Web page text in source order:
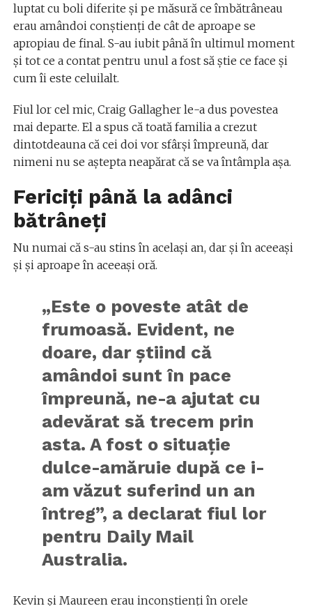
luptat cu boli diferite și pe măsură ce îmbătrâneau
erau amândoi conștienți de cât de aproape se
apropiau de final. S-au iubit până în ultimul moment
și tot ce a contat pentru unul a fost să știe ce face și
cum îi este celuilalt.
Fiul lor cel mic, Craig Gallagher le-a dus povestea
mai departe. El a spus că toată familia a crezut
dintotdeauna că cei doi vor sfârși împreună, dar
nimeni nu se aștepta neapărat că se va întâmpla așa.
Fericiți până la adânci
bătrâneți
Nu numai că s-au stins în același an, dar și în aceeași
și și aproape în aceeași oră.
„Este o poveste atât de
frumoasă. Evident, ne
doare, dar știind că
amândoi sunt în pace
împreună, ne-a ajutat cu
adevărat să trecem prin
asta. A fost o situație
dulce-amăruie după ce i-
am văzut suferind un an
întreg”, a declarat fiul lor
pentru Daily Mail
Australia.
Kevin și Maureen erau inconștienți în orele